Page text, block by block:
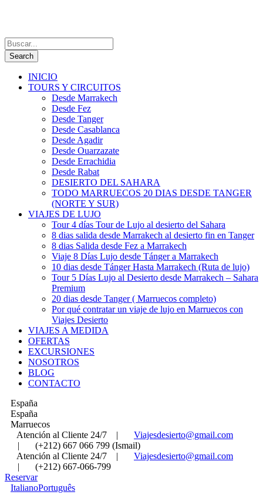
INICIO
TOURS Y CIRCUITOS
Desde Marrakech
Desde Fez
Desde Tanger
Desde Casablanca
Desde Agadir
Desde Ouarzazate
Desde Errachidia
Desde Rabat
DESIERTO DEL SAHARA
TODO MARRUECOS 20 DIAS DESDE TANGER
(NORTE Y SUR)
VIAJES DE LUJO
Tour 4 días Tour de Lujo al desierto del Sahara
8 dias salida desde Marrakech al desierto fin en Tanger
8 dias Salida desde Fez a Marrakech
Viaje 8 Días Lujo desde Tánger a Marrakech
10 dias desde Tánger Hasta Marrakech (Ruta de lujo)
Tour 5 Días Lujo al Desierto desde Marrakech – Sahara
Premium
20 dias desde Tanger ( Marruecos completo)
Por qué contratar un viaje de lujo en Marruecos con
Viajes Desierto
VIAJES A MEDIDA
OFERTAS
EXCURSIONES
NOSOTROS
BLOG
CONTACTO
España
España
Marruecos
Atención al Cliente 24/7
|
Viajesdesierto@gmail.com
|
(+212) 667 066 799 (Ismail)
Atención al Cliente 24/7
|
Viajesdesierto@gmail.com
|
(+212) 667-066-799
Reservar
ItalianoPortuguês